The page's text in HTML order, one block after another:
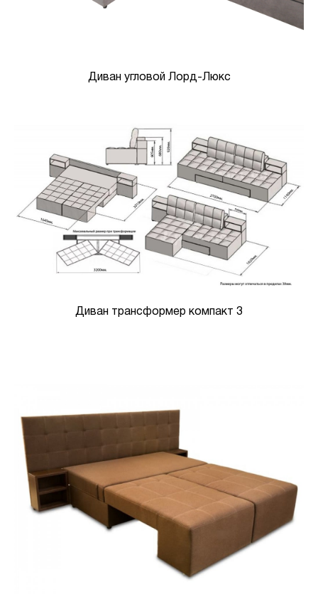
Диван угловой Лорд-Люкс
Диван трансформер компакт 3